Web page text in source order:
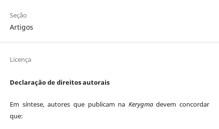
Seção
Artigos
Licença
Declaração de direitos autorais
Em síntese, autores que publicam na Kerygmadevem concordar
que: